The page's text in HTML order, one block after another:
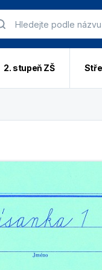
2. stupeň ZŠ